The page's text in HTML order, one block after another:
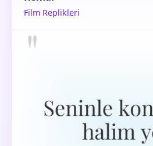
Film Replikleri